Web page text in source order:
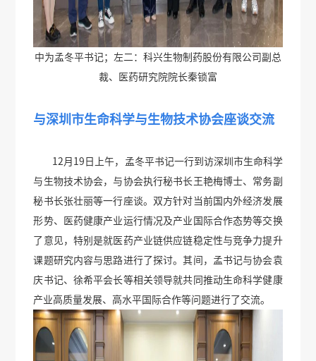
中为孟冬平书记；左二：科兴生物制药股份有限公司副总
裁、医药研究院院长秦锁富
与深圳市生命科学与生物技术协会座谈交流
12月19日上午，孟冬平书记一行到访深圳市生命科学
与生物技术协会，与协会执行秘书长王艳梅博士、常务副
秘书长张壮丽等一行座谈。双方针对当前国内外经济发展
形势、医药健康产业运行情况及产业国际合作态势等交换
了意见，特别是就医药产业链供应链稳定性与竞争力提升
课题研究内容与思路进行了探讨。其间，孟书记与协会袁
庆书记、徐希平会长等相关领导就共同推动生命科学健康
产业高质量发展、高水平国际合作等问题进行了交流。